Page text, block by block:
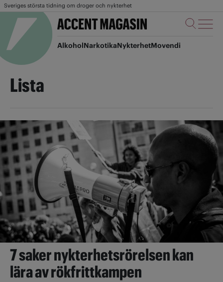
Sveriges största tidning om droger och nykterhet
AlkoholNarkotikaNykterhetMovendi
Lista
7 saker nykterhetsrörelsen kan
lära av rökfrittkampen